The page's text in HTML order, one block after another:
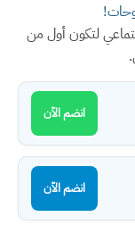
لتكون أول من
انضم الآن
انضم الآن